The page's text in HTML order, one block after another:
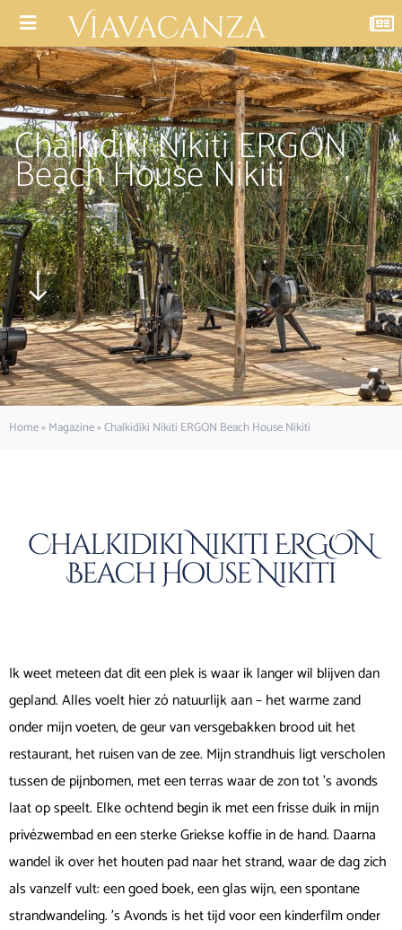
Chalkidiki Nikiti ERGON
Beach House Nikiti
Home»Magazine»Chalkidiki Nikiti ERGON Beach House Nikiti
Chalkidiki Nikiti ERGON
Beach House Nikiti
Ik weet meteen dat dit een plek is waar ik langer wil blijven dan
gepland. Alles voelt hier zó natuurlijk aan – het warme zand
onder mijn voeten, de geur van versgebakken brood uit het
restaurant, het ruisen van de zee. Mijn strandhuis ligt verscholen
tussen de pijnbomen, met een terras waar de zon tot ’s avonds
laat op speelt. Elke ochtend begin ik met een frisse duik in mijn
privézwembad en een sterke Griekse koffie in de hand. Daarna
wandel ik over het houten pad naar het strand, waar de dag zich
als vanzelf vult: een goed boek, een glas wijn, een spontane
strandwandeling. ’s Avonds is het tijd voor een kinderfilm onder